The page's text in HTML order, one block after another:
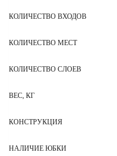
КОЛИЧЕСТВО ВХОДОВ
КОЛИЧЕСТВО МЕСТ
КОЛИЧЕСТВО СЛОЕВ
ВЕС, КГ
КОНСТРУКЦИЯ
НАЛИЧИЕ ЮБКИ